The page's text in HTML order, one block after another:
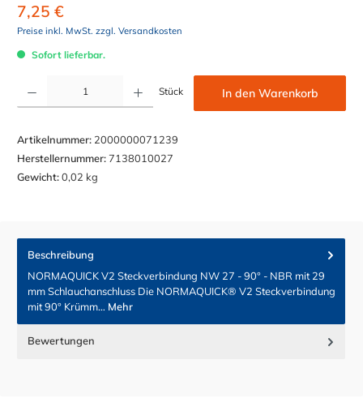
7,25 €
Preise inkl. MwSt. zzgl. Versandkosten
Sofort lieferbar.
Stück In den Warenkorb
Artikelnummer: 2000000071239
Herstellernummer:7138010027
Gewicht:0,02 kg
Beschreibung
NORMAQUICK V2 Steckverbindung NW 27 - 90° - NBR mit 29
mm Schlauchanschluss Die NORMAQUICK® V2 Steckverbindung
mit 90° Krümm… Mehr
Bewertungen